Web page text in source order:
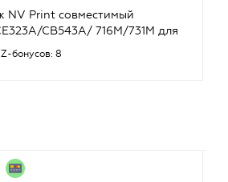
NV Print совместимый
CB543A/ 716M/731M для
Pro M251/M276/CP1525/CM1415
{43676}
бонусов: 8